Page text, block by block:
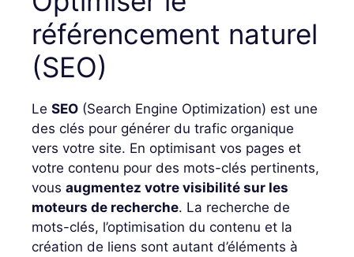
référencement naturel
(SEO)
Le SEO (Search Engine Optimization) est une
des clés pour générer du trafic organique
vers votre site. En optimisant vos pages et
votre contenu pour des mots-clés pertinents,
vous augmentez votre visibilité sur les
moteurs de recherche. La recherche de
mots-clés, l’optimisation du contenu et la
création de liens sont autant d’éléments à